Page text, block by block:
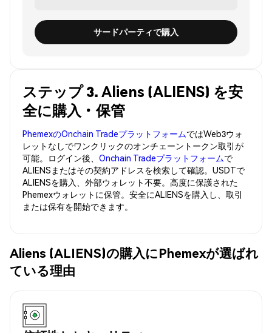
サードパーティで購入
ステップ 3. Aliens (ALIENS) を安
全に購入・保管
PhemexのOnchain TradeプラットフォームではWeb3ウォ
レットなしでワンクリックのオンチェーントークン取引が
可能。ログイン後、 Onchain Tradeプラットフォームで
ALIENSまたはその契約アドレスを検索して確認。USDTで
ALIENSを購入、外部ウォレット不要。高度に保護された
Phemexウォレットに保管。安全にALIENSを購入し、取引
または保有を開始できます。
Aliens (ALIENS)の購入にPhemexが選ばれ
ている理由